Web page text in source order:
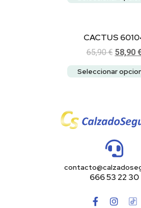
CACTUS
65,90€ 58,90
Seleccionar
666 53 22 30